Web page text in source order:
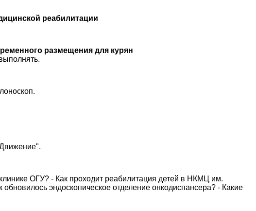
реабилитации
размещения для курян
ОГУ? - Как проходит реабилитация детей в НКМЦ им.
эндоскопическое отделение онкодиспансера? - Какие